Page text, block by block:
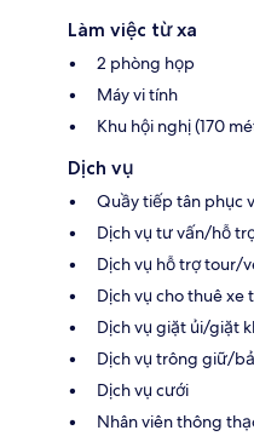
Làm việc từ xa
2 phòng họp
Máy vi tính
Khu hội nghị (170
Dịch vụ
Quầy tiếp tân phục
Dịch vụ tư vấn/hỗ
Dịch vụ hỗ trợ tour/
Dịch vụ cho thuê xe
Dịch vụ giặt ủi/giặt
Dịch vụ trông giữ/
Dịch vụ cưới
Nhân viên thông